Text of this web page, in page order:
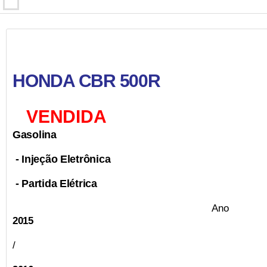
HONDA CBR 500R
VENDIDA
Gasolina
- Injeção Eletrônica
- Partida Elétrica
Ano
2015
/